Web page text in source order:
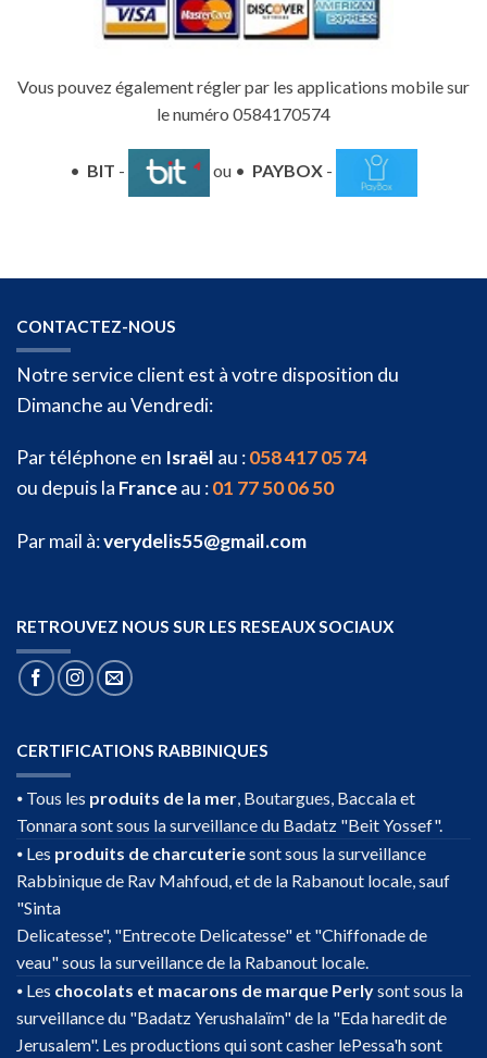
Vous pouvez également régler par les applications mobile sur
le numéro 0584170574
• BIT - ou • PAYBOX -
CONTACTEZ-NOUS
Notre service client est à votre disposition du
Dimanche au Vendredi:
Par téléphone en Israël au :058 417 05 74
ou depuis la Franceau :01 77 50 06 50
Par mail à:verydelis55@gmail.com
RETROUVEZ NOUS SUR LES RESEAUX SOCIAUX
CERTIFICATIONS RABBINIQUES
⦁ Tous les produits de la mer, Boutargues, Baccala et
Tonnara sont sous la surveillance du Badatz "Beit Yossef".
⦁ Les produits de charcuteriesont sous la surveillance
Rabbinique de Rav Mahfoud, et de la Rabanout locale, sauf
"Sinta
Delicatesse", "Entrecote Delicatesse" et "Chiffonade de
veau" sous la surveillance de la Rabanout locale.
⦁ Les chocolats et macarons de marque Perlysont sous la
surveillance du "Badatz Yerushalaïm" de la "Eda haredit de
Jerusalem". Les productions qui sont casher lePessa'h sont